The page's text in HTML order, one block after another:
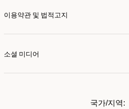
이용약관 및 법적고지
소셜 미디어
국가/지역: